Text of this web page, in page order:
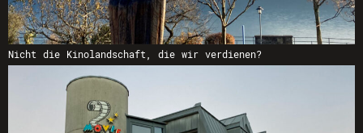
Nicht die Kinolandschaft, die wir verdienen?